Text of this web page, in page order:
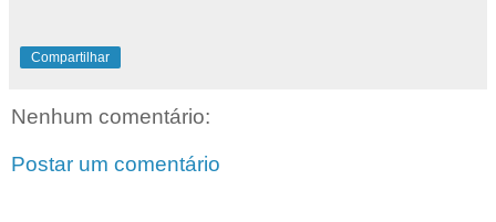
Compartilhar
Nenhum comentário:
Postar um comentário